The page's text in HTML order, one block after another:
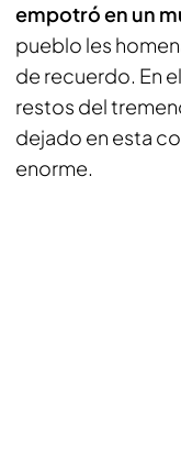
empotró en un
pueblo les
de recuerdo. En
restos del
dejado en esta
enorme.